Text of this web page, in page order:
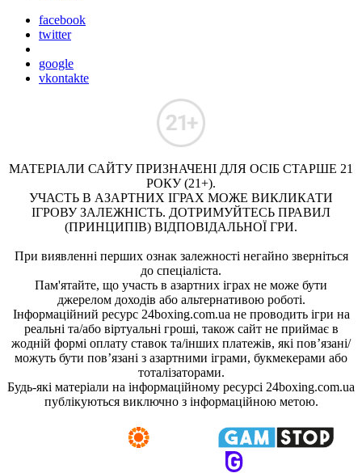
facebook
twitter
google
vkontakte
МАТЕРІАЛИ САЙТУ ПРИЗНАЧЕНІ ДЛЯ ОСІБ СТАРШЕ 21
РОКУ (21+).
УЧАСТЬ В АЗАРТНИХ ІГРАХ МОЖЕ ВИКЛИКАТИ
ІГРОВУ ЗАЛЕЖНІСТЬ. ДОТРИМУЙТЕСЬ ПРАВИЛ
(ПРИНЦИПІВ) ВІДПОВІДАЛЬНОЇ ГРИ.
При виявленні перших ознак залежності негайно зверніться
до спеціаліста.
Пам'ятайте, що участь в азартних іграх не може бути
джерелом доходів або альтернативою роботі.
Інформаційний ресурс 24boxing.com.ua не проводить ігри на
реальні та/або віртуальні гроші, також сайт не приймає в
жодній формі оплату ставок та/інших платежів, які пов’язані/
можуть бути пов’язані з азартними іграми, букмекерами або
тоталізаторами.
Будь-які матеріали на інформаційному ресурсі 24boxing.com.ua
публікуються виключно з інформаційною метою.